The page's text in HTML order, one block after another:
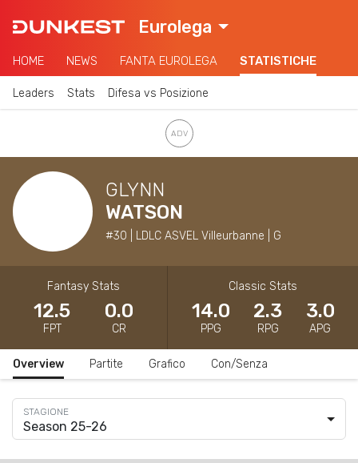
Eurolega
HOME NEWS FANTA EUROLEGA STATISTICHE
Leaders Stats Difesa vs Posizione
GLYNN
WATSON
#30 | LDLC ASVEL Villeurbanne | G
Fantasy Stats
12.5
FPT
0.0
CR
Classic Stats
14.0
PPG
2.3
RPG
3.0
APG
Overview Partite Grafico Con/Senza
Season 25-26